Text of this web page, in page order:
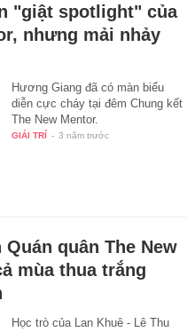
"giật spotlight" của
nhưng mải nhảy
Hương Giang đã có màn biểu
diễn cực cháy tại đêm Chung kết
The New Mentor.
GIẢI TRÍ - 3 năm trước
mùa thua trắng
Trang là Quán quân của The New